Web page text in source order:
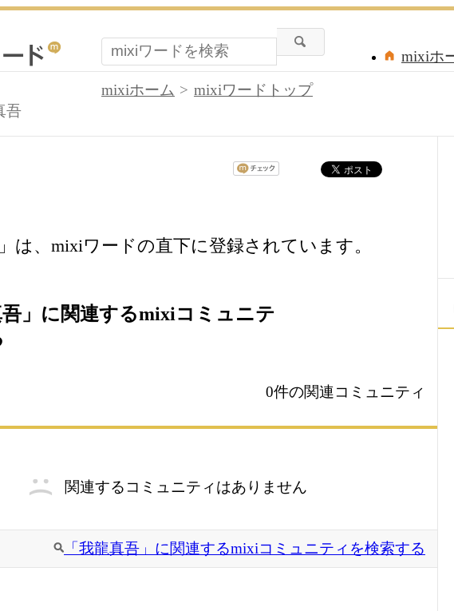
mixiホ
mixiホーム
mixiワードトップ
吾
」は、mixiワードの直下に登録されています。
吾」に関連するmixiコミュニテ
0件の関連コミュニティ
関連するコミュニティはありません
「我龍真吾」に関連するmixiコミュニティを検索する